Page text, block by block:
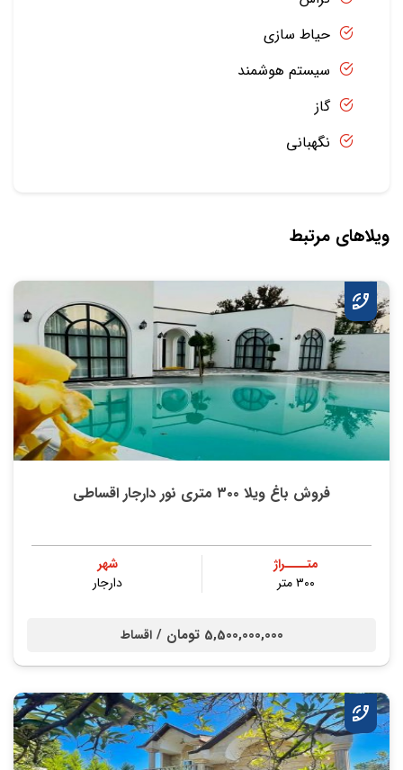
حیاط سازی
سیستم هوشمند
گاز
نگهبانی
ویلاهای مرتبط
فروش باغ ویلا ۳۰۰ متری نور دارجار اقساطی
متــــراژ
۳۰۰ متر
شهر
دارجار
5,500,000,000 تومان / اقساط